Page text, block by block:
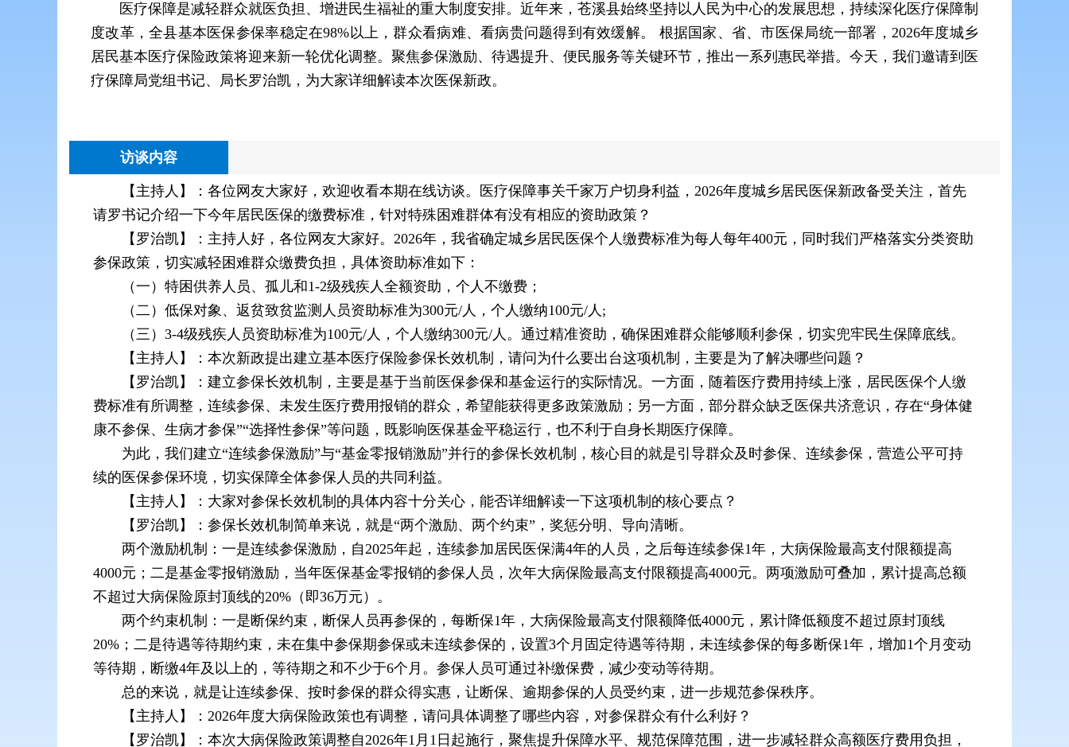
医疗保障是减轻群众就医负担、增进民生福祉的重大制度安排。近年来，苍溪县始终坚持以人民为中心的发展思想，持续深化医疗保障制
度改革，全县基本医保参保率稳定在98%以上，群众看病难、看病贵问题得到有效缓解。 根据国家、省、市医保局统一部署，2026年度城乡
居民基本医疗保险政策将迎来新一轮优化调整。聚焦参保激励、待遇提升、便民服务等关键环节，推出一系列惠民举措。今天，我们邀请到医
疗保障局党组书记、局长罗治凯，为大家详细解读本次医保新政。
访谈内容
【主持人】：各位网友大家好，欢迎收看本期在线访谈。医疗保障事关千家万户切身利益，2026年度城乡居民医保新政备受关注，首先
请罗书记介绍一下今年居民医保的缴费标准，针对特殊困难群体有没有相应的资助政策？
【罗治凯】：主持人好，各位网友大家好。2026年，我省确定城乡居民医保个人缴费标准为每人每年400元，同时我们严格落实分类资助
参保政策，切实减轻困难群众缴费负担，具体资助标准如下：
（一）特困供养人员、孤儿和1-2级残疾人全额资助，个人不缴费；
（二）低保对象、返贫致贫监测人员资助标准为300元/人，个人缴纳100元/人;
（三）3-4级残疾人员资助标准为100元/人，个人缴纳300元/人。通过精准资助，确保困难群众能够顺利参保，切实兜牢民生保障底线。
【主持人】：本次新政提出建立基本医疗保险参保长效机制，请问为什么要出台这项机制，主要是为了解决哪些问题？
【罗治凯】：建立参保长效机制，主要是基于当前医保参保和基金运行的实际情况。一方面，随着医疗费用持续上涨，居民医保个人缴
费标准有所调整，连续参保、未发生医疗费用报销的群众，希望能获得更多政策激励；另一方面，部分群众缺乏医保共济意识，存在“身体健
康不参保、生病才参保”“选择性参保”等问题，既影响医保基金平稳运行，也不利于自身长期医疗保障。
为此，我们建立“连续参保激励”与“基金零报销激励”并行的参保长效机制，核心目的就是引导群众及时参保、连续参保，营造公平可持
续的医保参保环境，切实保障全体参保人员的共同利益。
【主持人】：大家对参保长效机制的具体内容十分关心，能否详细解读一下这项机制的核心要点？
【罗治凯】：参保长效机制简单来说，就是“两个激励、两个约束”，奖惩分明、导向清晰。
两个激励机制：一是连续参保激励，自2025年起，连续参加居民医保满4年的人员，之后每连续参保1年，大病保险最高支付限额提高
4000元；二是基金零报销激励，当年医保基金零报销的参保人员，次年大病保险最高支付限额提高4000元。两项激励可叠加，累计提高总额
不超过大病保险原封顶线的20%（即36万元）。
两个约束机制：一是断保约束，断保人员再参保的，每断保1年，大病保险最高支付限额降低4000元，累计降低额度不超过原封顶线
20%；二是待遇等待期约束，未在集中参保期参保或未连续参保的，设置3个月固定待遇等待期，未连续参保的每多断保1年，增加1个月变动
等待期，断缴4年及以上的，等待期之和不少于6个月。参保人员可通过补缴保费，减少变动等待期。
总的来说，就是让连续参保、按时参保的群众得实惠，让断保、逾期参保的人员受约束，进一步规范参保秩序。
【主持人】：2026年度大病保险政策也有调整，请问具体调整了哪些内容，对参保群众有什么利好？
【罗治凯】：本次大病保险政策调整自2026年1月1日起施行，聚焦提升保障水平、规范保障范围，进一步减轻群众高额医疗费用负担，